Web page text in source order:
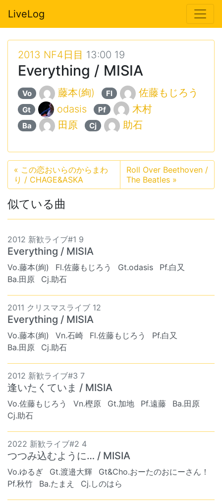
LiveLog
2013 NF4日目 13:00 19
Everything / MISIA
Vo 藤本(絢) Fl 佐藤もじろう
Gt odasis Pf 木村
Ba 田原 Cj 助石
« この恋おいらのからまわ
り / CHAGE&ASKA
Roll Over Beethoven /
The Beatles »
似ている曲
2012 新歓ライブ#1 9
Everything / MISIA
Vo.藤本(絢) Fl.佐藤もじろう Gt.odasis
Pf.白又
Ba.田原
Cj.助石
2011 クリスマスライブ 12
Everything / MISIA
Vo.藤本(絢) Vn.石崎 Fl.佐藤もじろう
Pf.白又
Ba.田原
Cj.助石
2012 新歓ライブ#3 7
逢いたくていま / MISIA
Vo.佐藤もじろう Vn.樫原 Gt.加地 Pf.遠藤
Ba.田原
Cj.助石
2022 新歓ライブ#2 4
つつみ込むように… / MISIA
Vo.ゆるぎ Gt.渡邉大輝
Gt&Cho.おーたのおにーさん！
Pf.秋竹
Ba.たまえ Cj.しのはら